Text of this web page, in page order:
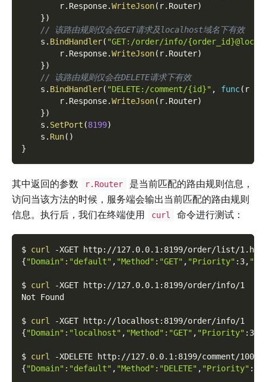
        r
. Response.WriteJson( r. Router)
})
// 该路由规则仅会在GET请求及localhost域名下有效
    s
. BindHandler( "GET:/order/info/
        r
. Response.WriteJson( r. Router)
})
// 该路由规则仅会在DELETE请求下有效
    s
. BindHandler( "DELETE:/comment/{id}" , func( r
        r
. Response.WriteJson( r. Router)
})
    s
. SetPort (8199)
    s
. Run( )
}
其中返回的参数 r.Router
是当前匹配的路由规则信息，
访问当该方法的时候，服务端会输出当前匹配的路由规则
信息。执行后，我们在终端使用
curl 命令进行测试：
$ curl -XGET http://127.0.0.1:8199/order/list/
{"Domain" : "default" , "Method" : "GET" , "Priority" :3,
$ curl -XGET http://127.0.0.1:8199/order/info/1
Not Found
$ curl -XGET http://localhost:8199/order/info/1
{"Domain" : "localhost" , "Method" : "GET" , "Priority" :3,
$ curl -XDELETE http://127.0.0.1:8199/comment/1000
{"Domain" : "default" , "Method" : "DELETE" , "Priority" :2,